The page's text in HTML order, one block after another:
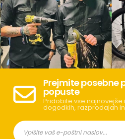
Prejmite posebne
popuste
Pridobite vse
dogodkih, razprodajah